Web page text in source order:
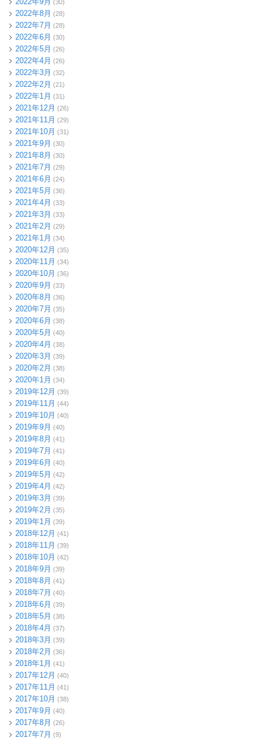
(30)
2022年8月 (28)
2022年7月 (28)
2022年6月 (30)
2022年5月 (26)
2022年4月 (26)
2022年3月 (32)
2022年2月 (21)
2022年1月 (31)
2021年12月 (26)
2021年11月 (29)
2021年10月 (31)
2021年9月 (30)
2021年8月 (30)
2021年7月 (29)
2021年6月 (24)
2021年5月 (36)
2021年4月 (33)
2021年3月 (33)
2021年2月 (29)
2021年1月 (34)
2020年12月 (35)
2020年11月 (34)
2020年10月 (36)
2020年9月 (33)
2020年8月 (36)
2020年7月 (35)
2020年6月 (38)
2020年5月 (40)
2020年4月 (38)
2020年3月 (39)
2020年2月 (38)
2020年1月 (34)
2019年12月 (39)
2019年11月 (44)
2019年10月 (40)
2019年9月 (40)
2019年8月 (41)
2019年7月 (41)
2019年6月 (40)
2019年5月 (42)
2019年4月 (42)
2019年3月 (39)
2019年2月 (35)
2019年1月 (39)
2018年12月 (41)
2018年11月 (39)
2018年10月 (42)
2018年9月 (39)
2018年8月 (41)
2018年7月 (40)
2018年6月 (39)
2018年5月 (38)
2018年4月 (37)
2018年3月 (39)
2018年2月 (36)
2018年1月 (41)
2017年12月 (40)
2017年11月 (41)
2017年10月 (38)
2017年9月 (40)
2017年8月 (26)
2017年7月 (9)